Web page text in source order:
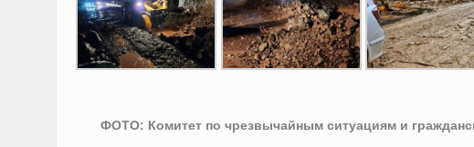
ФОТО: Комитет по чрезвычайным ситуациям и